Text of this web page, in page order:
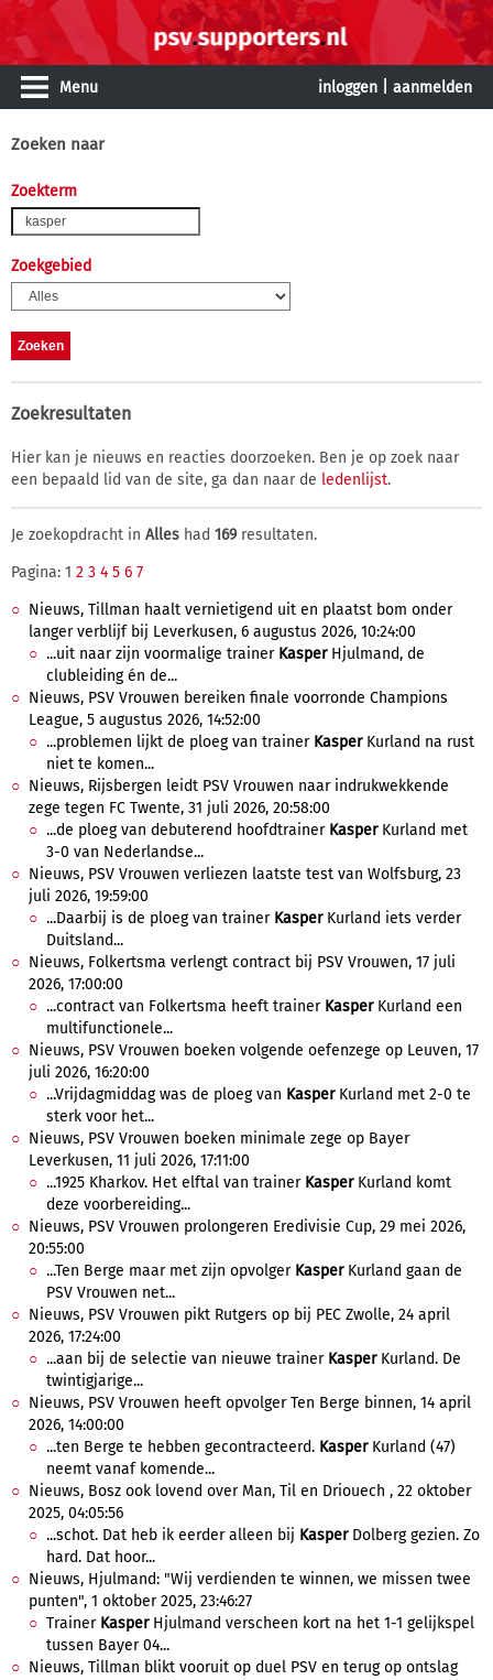
Menu inloggen aanmelden
Zoeken naar
Zoekterm
Zoekgebied
Zoekresultaten
Hier kan je nieuws en reacties doorzoeken. Ben je op zoek naar
een bepaald lid van de site, ga dan naar de ledenlijst.
Je zoekopdracht in Alles had 169resultaten.
Pagina: 1 2 3 4 5 6 7
Nieuws, Tillman haalt vernietigend uit en plaatst bom onder
langer verblijf bij Leverkusen, 6 augustus 2026, 10:24:00
...uit naar zijn voormalige trainer KasperHjulmand, de
clubleiding én de...
Nieuws, PSV Vrouwen bereiken finale voorronde Champions
League, 5 augustus 2026, 14:52:00
...problemen lijkt de ploeg van trainer KasperKurland na rust
niet te komen...
Nieuws, Rijsbergen leidt PSV Vrouwen naar indrukwekkende
zege tegen FC Twente, 31 juli 2026, 20:58:00
...de ploeg van debuterend hoofdtrainer KasperKurland met
3-0 van Nederlandse...
Nieuws, PSV Vrouwen verliezen laatste test van Wolfsburg, 23
juli 2026, 19:59:00
...Daarbij is de ploeg van trainer KasperKurland iets verder
Duitsland...
Nieuws, Folkertsma verlengt contract bij PSV Vrouwen, 17 juli
2026, 17:00:00
...contract van Folkertsma heeft trainer KasperKurland een
multifunctionele...
Nieuws, PSV Vrouwen boeken volgende oefenzege op Leuven, 17
juli 2026, 16:20:00
...Vrijdagmiddag was de ploeg van KasperKurland met 2-0 te
sterk voor het...
Nieuws, PSV Vrouwen boeken minimale zege op Bayer
Leverkusen, 11 juli 2026, 17:11:00
...1925 Kharkov. Het elftal van trainer KasperKurland komt
deze voorbereiding...
Nieuws, PSV Vrouwen prolongeren Eredivisie Cup, 29 mei 2026,
20:55:00
...Ten Berge maar met zijn opvolger KasperKurland gaan de
PSV Vrouwen net...
Nieuws, PSV Vrouwen pikt Rutgers op bij PEC Zwolle, 24 april
2026, 17:24:00
...aan bij de selectie van nieuwe trainer KasperKurland. De
twintigjarige...
Nieuws, PSV Vrouwen heeft opvolger Ten Berge binnen, 14 april
2026, 14:00:00
...ten Berge te hebben gecontracteerd. KasperKurland (47)
neemt vanaf komende...
Nieuws, Bosz ook lovend over Man, Til en Driouech , 22 oktober
2025, 04:05:56
...schot. Dat heb ik eerder alleen bij KasperDolberg gezien. Zo
hard. Dat hoor...
Nieuws, Hjulmand: "Wij verdienden te winnen, we missen twee
punten", 1 oktober 2025, 23:46:27
Trainer KasperHjulmand verscheen kort na het 1-1 gelijkspel
tussen Bayer 04...
Nieuws, Tillman blikt vooruit op duel PSV en terug op ontslag